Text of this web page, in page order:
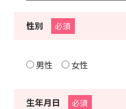
性別 必須
男性 女性
生年月日 必須